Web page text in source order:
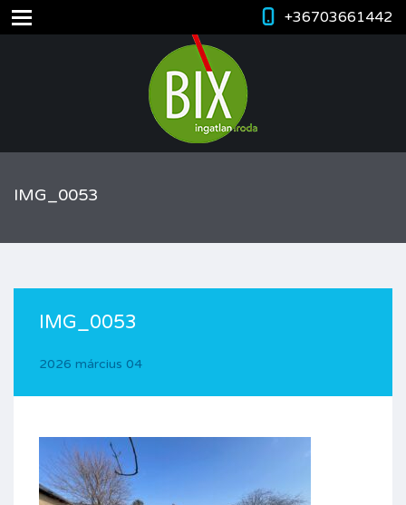
+36703661442
IMG_0053
IMG_0053
2026 március 04